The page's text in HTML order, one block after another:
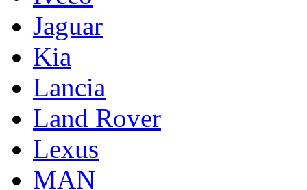
Jaguar
Kia
Lancia
Land Rover
Lexus
MAN